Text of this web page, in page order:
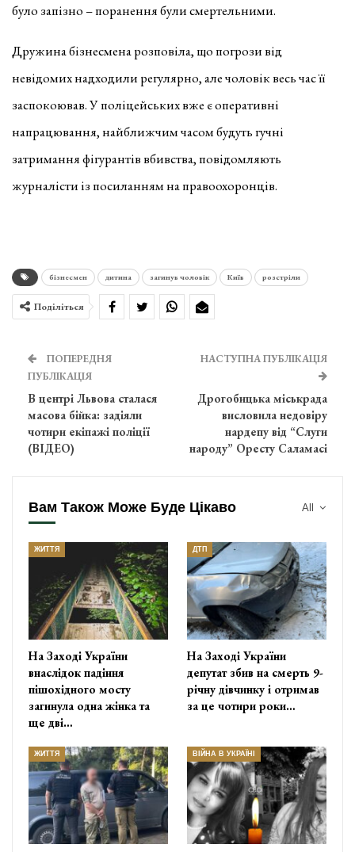
було запізно – поранення були смертельними.
Дружина бізнесмена розповіла, що погрози від
невідомих надходили регулярно, але чоловік весь час її
заспокоював. У поліцейських вже є оперативні
напрацювання, найближчим часом будуть гучні
затримання фігурантів вбивства, повідомляють
журналісти із посиланням на правоохоронців.
бізнесмен дитина загинув чоловік Київ розстріли
Поділіться
ПОПЕРЕДНЯ
ПУБЛІКАЦІЯ
В центрі Львова сталася
масова бійка: задіяли
чотири екіпажі поліції
(ВІДЕО)
НАСТУПНА ПУБЛІКАЦІЯ
Дрогобицька міськрада
висловила недовіру
нардепу від “Слуги
народу” Оресту Саламасі
All
Вам Також Може Буде Цікаво
ЖИТТЯ
На Заході України
внаслідок падіння
пішохідного мосту
загинула одна жінка та
ще дві…
ДТП
На Заході України
депутат збив на смерть 9-
річну дівчинку і отримав
за це чотири роки…
ЖИТТЯ ВІЙНА В УКРАЇНІ